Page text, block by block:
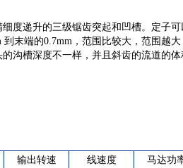
度递升的三级锯齿突起和凹槽。定子
末端的0.7mm，范围比较大，范围越大
沟槽深度不一样，并且斜齿的流道的体
输出转速
线速度
马达功